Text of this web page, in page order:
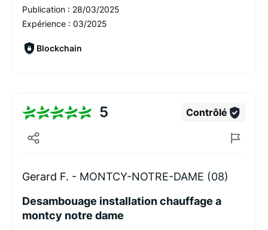
Publication : 28/03/2025
Expérience : 03/2025
Blockchain
5 Contrôlé
Gerard F. - MONTCY-NOTRE-DAME (08)
Desambouage installation chauffage a
montcy notre dame